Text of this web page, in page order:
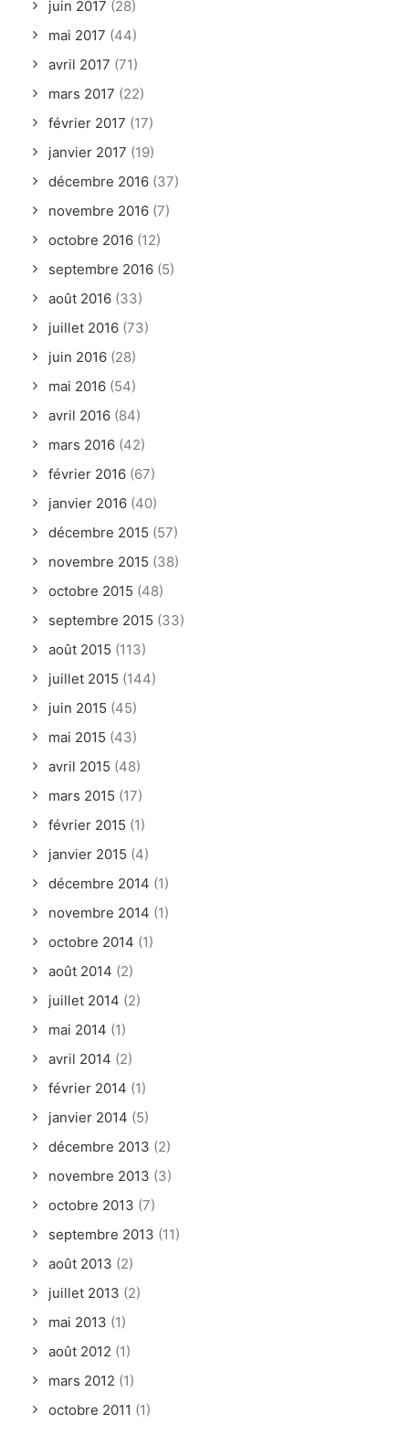
juin 2017 (28)
mai 2017 (44)
avril 2017 (71)
mars 2017 (22)
février 2017 (17)
janvier 2017 (19)
décembre 2016 (37)
novembre 2016 (7)
octobre 2016 (12)
septembre 2016 (5)
août 2016 (33)
juillet 2016 (73)
juin 2016 (28)
mai 2016 (54)
avril 2016 (84)
mars 2016 (42)
février 2016 (67)
janvier 2016 (40)
décembre 2015 (57)
novembre 2015 (38)
octobre 2015 (48)
septembre 2015 (33)
août 2015 (113)
juillet 2015 (144)
juin 2015 (45)
mai 2015 (43)
avril 2015 (48)
mars 2015 (17)
février 2015 (1)
janvier 2015 (4)
décembre 2014 (1)
novembre 2014 (1)
octobre 2014 (1)
août 2014 (2)
juillet 2014 (2)
mai 2014 (1)
avril 2014 (2)
février 2014 (1)
janvier 2014 (5)
décembre 2013 (2)
novembre 2013 (3)
octobre 2013 (7)
septembre 2013 (11)
août 2013 (2)
juillet 2013 (2)
mai 2013 (1)
août 2012 (1)
mars 2012 (1)
octobre 2011 (1)